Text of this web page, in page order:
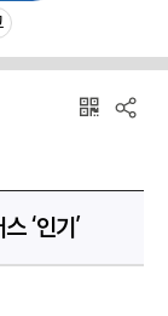
‘인기’